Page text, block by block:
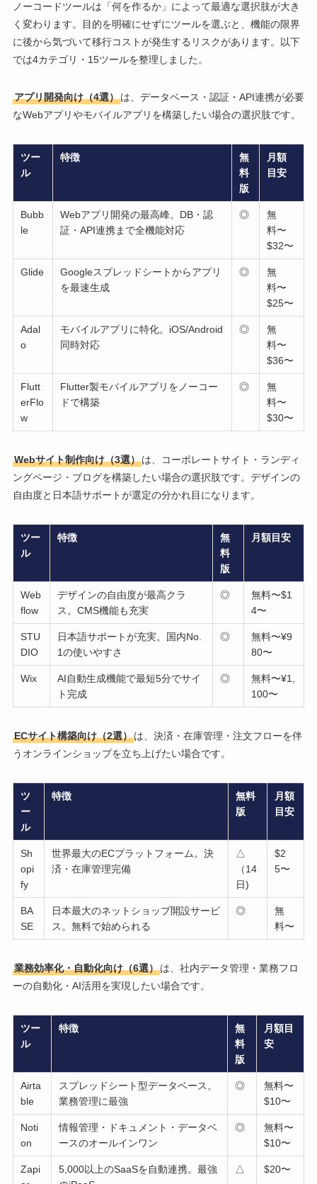
ノーコードツールは「何を作るか」によって最適な選択肢が大き
く変わります。目的を明確にせずにツールを選ぶと、機能の限界
に後から気づいて移行コストが発生するリスクがあります。以下
では4カテゴリ・15ツールを整理しました。
アプリ開発向け（4選）は、データベース・認証・API連携が必要
なWebアプリやモバイルアプリを構築したい場合の選択肢です。
ツー
ル
特徴
無
料
版
月額
目安
Bubb
le
Webアプリ開発の最高峰。DB・認
証・API連携まで全機能対応
◎
無
料〜
$32〜
Glide
Googleスプレッドシートからアプリ
を最速生成
◎
無
料〜
$25〜
Adal
o
モバイルアプリに特化。iOS/Android
同時対応
◎
無
料〜
$36〜
Flutt
erFlo
w
Flutter製モバイルアプリをノーコー
ドで構築
◎
無
料〜
$30〜
Webサイト制作向け（3選）は、コーポレートサイト・ランディ
ングページ・ブログを構築したい場合の選択肢です。デザインの
自由度と日本語サポートが選定の分かれ目になります。
ツー
ル
特徴
無
料
版
月額目安
Web
flow
デザインの自由度が最高クラ
ス。CMS機能も充実
◎
無料〜$1
4〜
STU
DIO
日本語サポートが充実。国内No.
1の使いやすさ
◎
無料〜¥9
80〜
Wix
AI自動生成機能で最短5分でサイ
ト完成
◎
無料〜¥1,
100〜
ECサイト構築向け（2選）は、決済・在庫管理・注文フローを伴
うオンラインショップを立ち上げたい場合です。
ツ
ー
ル
特徴
無料
版
月額
目安
Sh
opi
fy
世界最大のECプラットフォーム。決
済・在庫管理完備
△
（14
日)
$2
5〜
BA
SE
日本最大のネットショップ開設サービ
ス。無料で始められる
◎
無
料〜
業務効率化・自動化向け（6選）は、社内データ管理・業務フロ
ーの自動化・AI活用を実現したい場合です。
ツー
ル
特徴
無
料
版
月額目
安
Airta
ble
スプレッドシート型データベース。
業務管理に最強
◎
無料〜
$10〜
Noti
on
情報管理・ドキュメント・データベ
ースのオールインワン
◎
無料〜
$10〜
Zapi
5,000以上のSaaSを自動連携。最強
△ $20〜